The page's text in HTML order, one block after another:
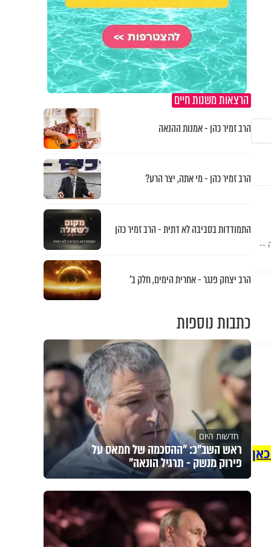
--
הרצאות משנות חיים
הרב זמיר כהן - אמנות ההנאה
הרב זמיר כהן - מי אתה, יצר הרע?
התמודדות בסביבה לא דתית - הרב זמיר כהן
הרב יצחק פנגר - אחרית הימים, חלק ב’
כתבות נוספות
חדשות היום
ראש השב"כ: "ההסכמה של חמאס על
פירוק מנשק - תרגיל הונאה"